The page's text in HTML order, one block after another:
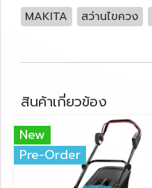
MAKITA สว่านไขควง
สินค้าเกี่ยวข้อง
New
Pre-Order